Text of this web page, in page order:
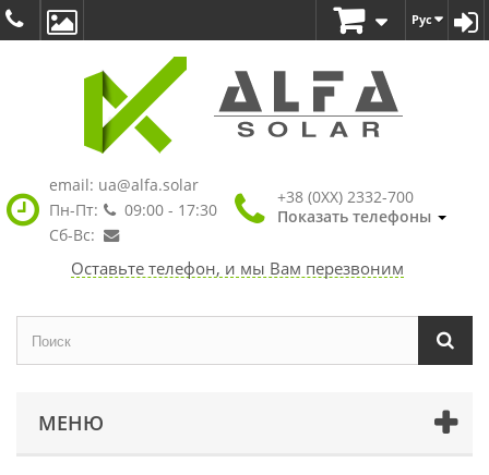
Рус
email: ua@alfa.solar
Пн-Пт:
09:00 - 17:30
Сб-Вс:
+38 (0XX) 2332-700
Показать телефоны
Оставьте телефон, и мы Вам перезвоним
МЕНЮ